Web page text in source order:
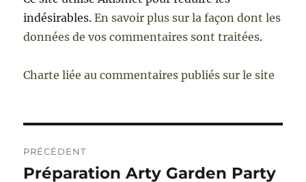
indésirables.En savoir plus sur la façon dont les
données de vos commentaires sont traitées.
Charte liée au commentaires publiés sur le site
de
PRÉCÉDENT
Publication
Préparation Arty Garden Party